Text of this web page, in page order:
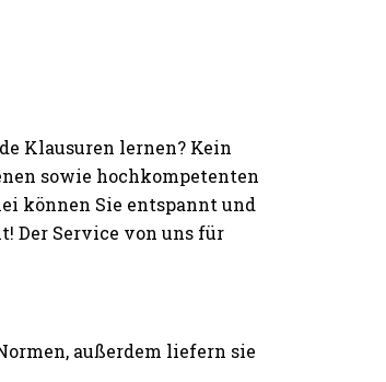
Klausuren lernen? Kein
sowie hochkompetenten
können Sie entspannt und
Der Service von uns für
außerdem liefern sie